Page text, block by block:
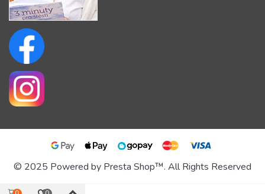
© 2025 Powered by Presta Shop™. All Rights Reserved